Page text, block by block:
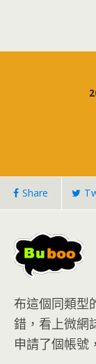
Share
布這個同類型
錯，看上微網
申請了個帳號